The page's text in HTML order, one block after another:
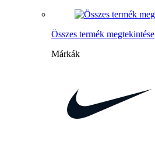
Összes termék megtekintése
Márkák